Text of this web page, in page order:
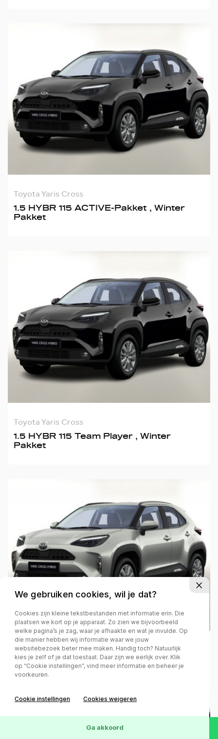
Toyota Yaris Cross
1.5 HYBR 115 ACTIVE-Pakket , Winter
Pakket
Toyota Yaris Cross
1.5 HYBR 115 Team Player , Winter
Pakket
Toyota Yaris Cross
1.5 HYBR 115 ACTIVE-Pakket , Winter
Pakket
We gebruiken cookies, wil je dat?
Cookies zijn kleine tekstbestanden met informatie erin. Die
plaatsen we kort op je apparaat. Zo zien we bijvoorbeeld
welke pagina’s je zag, waar je afhaakte en wat je invulde. Op
die manier hebben wij informatie waar we jouw
websitebezoek beter mee maken. Handig toch? Natuurlijk
kies je zelf of je dat toestaat. Daar zijn we eerlijk over. Klik
op “Cookie instellingen”, vind meer informatie en beheer je
voorkeuren.
Cookie instellingen Cookies weigeren
Ga akkoord